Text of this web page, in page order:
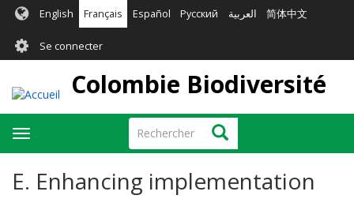
Aller
contenu
principal
English Français Español Русский العربية 简体中文
User
account
menu
Se connecter
Colombie Biodiversité
Rechercher Rechercher
Toggle
navigation
E. Enhancing implementation